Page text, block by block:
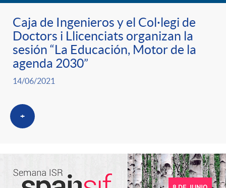
Caja de Ingenieros y el Col·legi de
Doctors i Llicenciats organizan la
sesión “La Educación, Motor de la
agenda 2030”
14/06/2021
+